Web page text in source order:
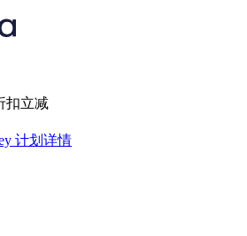
扣立减
计划详情